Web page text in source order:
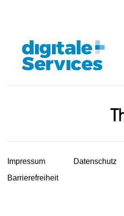
Impressum
Datenschutz
Barrierefreiheit